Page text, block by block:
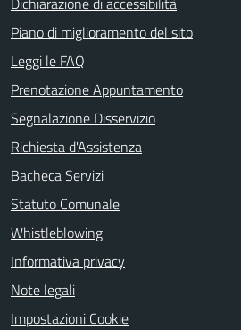
Piano di miglioramento del sito
Leggi le FAQ
Prenotazione Appuntamento
Segnalazione Disservizio
Richiesta d'Assistenza
Bacheca Servizi
Statuto Comunale
Whistleblowing
Informativa privacy
Note legali
Impostazioni Cookie